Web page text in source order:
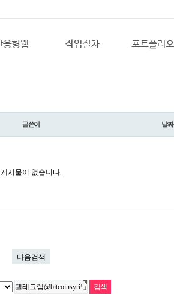
글쓴이 날짜
게시물이 없습니다.
다음검색